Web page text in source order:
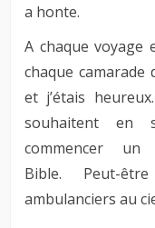
a honte.
A chaque voyage
chaque camarade
et j’étais
souhaitent en
commencer
Bible. Peut-
ambulanciers au